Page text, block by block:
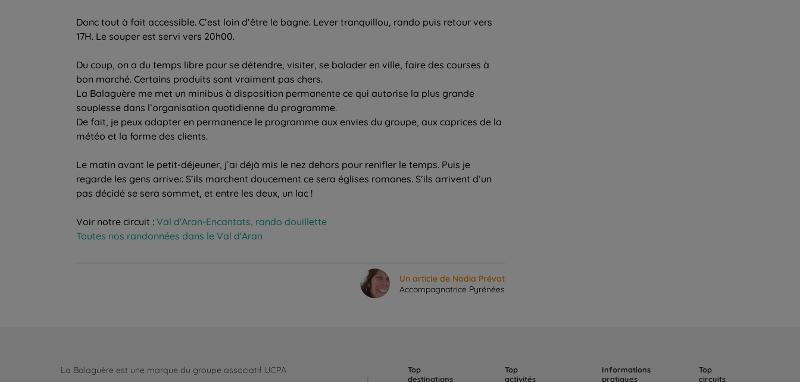
Donc tout à fait accessible. C’est loin d’être le bagne. Lever tranquillou, rando puis retour vers
17H. Le souper est servi vers 20h00.
Du coup, on a du temps libre pour se détendre, visiter, se balader en ville, faire des courses à
bon marché. Certains produits sont vraiment pas chers.
La Balaguère me met un minibus à disposition permanente ce qui autorise la plus grande
souplesse dans l’organisation quotidienne du programme.
De fait, je peux adapter en permanence le programme aux envies du groupe, aux caprices de la
météo et la forme des clients.
Le matin avant le petit-déjeuner, j’ai déjà mis le nez dehors pour renifler le temps. Puis je
regarde les gens arriver. S’ils marchent doucement ce sera églises romanes. S’ils arrivent d’un
pas décidé se sera sommet, et entre les deux, un lac !
Voir notre circuit : Val d'Aran-Encantats, rando douillette
Toutes nos randonnées dans le Val d'Aran
Un article de Nadia Prévot
Accompagnatrice Pyrénées
La Balaguère est une marque du groupe associatif UCPA
Top
destinations
Top
activités
Informations
pratiques
Top
circuits